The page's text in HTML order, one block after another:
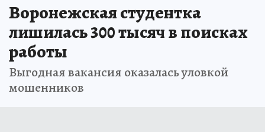
Воронежская студентка
лишилась 300 тысяч в поисках
работы
Выгодная вакансия оказалась уловкой
мошенников